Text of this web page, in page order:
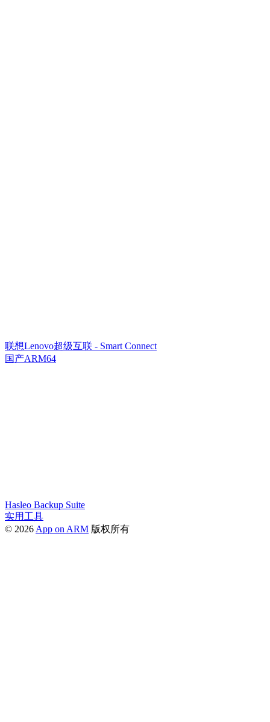
联想Lenovo超级互联 - Smart Connect
国产ARM64
Hasleo Backup Suite
实用工具
© 2026 App on ARM 版权所有